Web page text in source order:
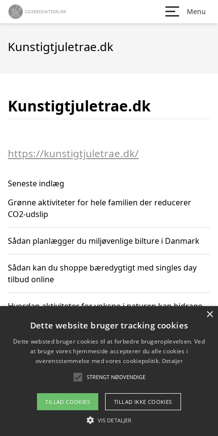
Menu
Kunstigtjuletrae.dk
Kunstigtjuletrae.dk
https://kunstigtjuletrae.dk/
Seneste indlæg
Grønne aktiviteter for hele familien der reducerer
CO2-udslip
Sådan planlægger du miljøvenlige bilture i Danmark
Sådan kan du shoppe bæredygtigt med singles day
tilbud online
Hvordan aktiviteter for voksne i naturen kan bidrage
Sådan planlægger du dine vigtige datoer for CO2-
reduktion
Copyright 2026 - Pilanto Aps
Om / kontakt
×
Dette website bruger tracking cookies
Dette websted bruger cookies til at forbedre brugeroplevelsen. Ved
at bruge vores hjemmeside accepterer du alle cookies i
overensstemmelse med vores cookiepolitik. Detaljer
STRENGT NØDVENDIGE
TILLAD COOKIES TILLAD IKKE COOKIES
VIS DETALJER